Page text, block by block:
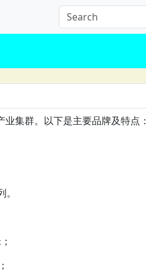
集群。以下是主要品牌及特点：